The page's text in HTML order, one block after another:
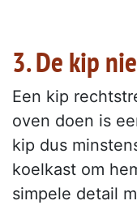
3. De kip
Een kip
oven doen is
kip dus
koelkast om
simpele detail